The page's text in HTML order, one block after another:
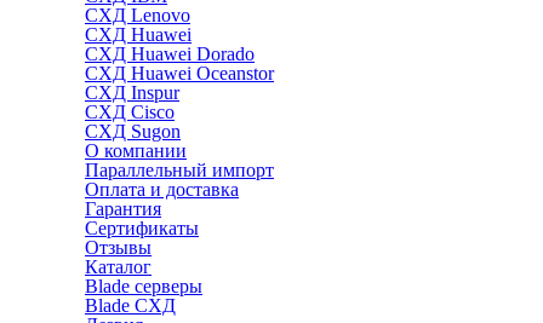
СХД Lenovo
СХД Huawei
СХД Huawei Dorado
СХД Huawei Oceanstor
СХД Inspur
СХД Cisco
СХД Sugon
О компании
Параллельный импорт
Оплата и доставка
Гарантия
Сертификаты
Отзывы
Каталог
Blade серверы
Blade СХД